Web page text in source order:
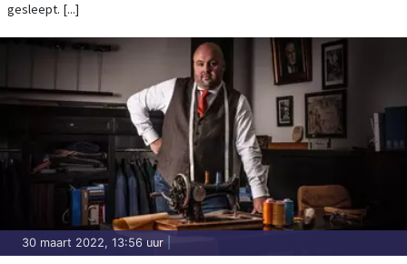
gesleept. [...]
30 maart 2022, 13:56 uur